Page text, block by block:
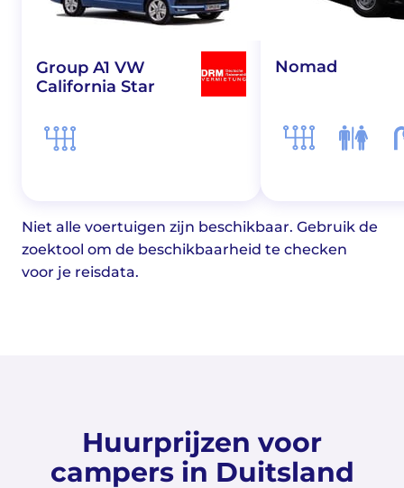
Group A1 VW
California Star
Nomad
Niet alle voertuigen zijn beschikbaar. Gebruik de
zoektool om de beschikbaarheid te checken
voor je reisdata.
Huurprijzen voor
campers in Duitsland